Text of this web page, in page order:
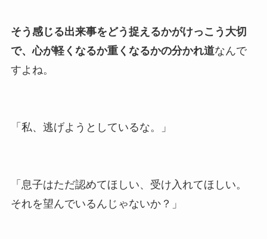
そう感じる出来事をどう捉えるかがけっこう大切
で、心が軽くなるか重くなるかの分かれ道なんで
すよね。
「私、逃げようとしているな。」
「息子はただ認めてほしい、受け入れてほしい。
それを望んでいるんじゃないか？」